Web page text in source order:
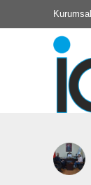
Kurumsal